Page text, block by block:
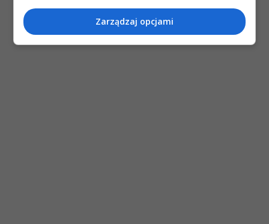
Zarządzaj opcjami